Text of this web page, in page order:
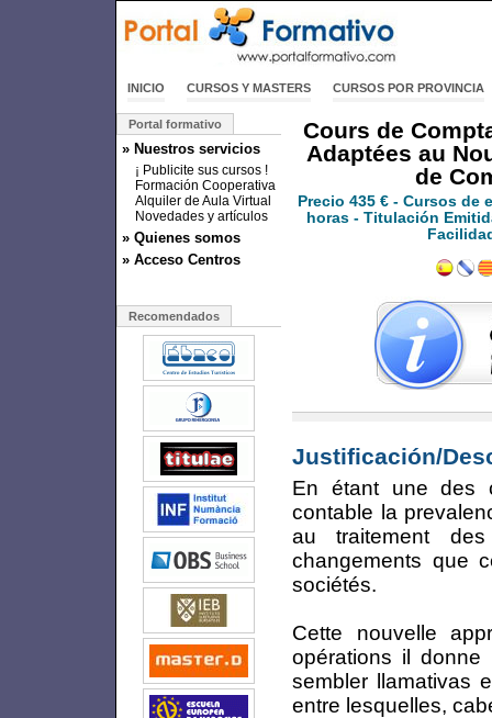
INICIO CURSOS Y MASTERS CURSOS POR PROVINCIA
Portal formativo
» Nuestros servicios
¡ Publicite sus cursos !
Formación Cooperativa
Alquiler de Aula Virtual
Novedades y artículos
» Quienes somos
» Acceso Centros
Recomendados
Cours de
Adaptées au
de
Precio 435 € - Cursos de
horas - Titulación
Justificación/
En étant une des
contable la
au traitement
changements que
sociétés.
Cette nouvelle
opérations il
sembler llamativas
entre lesquelles,